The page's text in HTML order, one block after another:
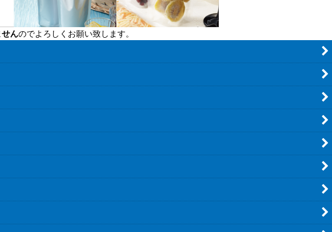
せんのでよろしくお願い致します。